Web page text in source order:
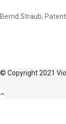
Bernd Straub,
© Copyright 2021